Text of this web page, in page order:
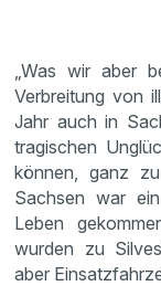
„Was wir aber
Verbreitung von
Jahr auch in
tragischen
können, ganz
Sachsen war
Leben
wurden zu
aber